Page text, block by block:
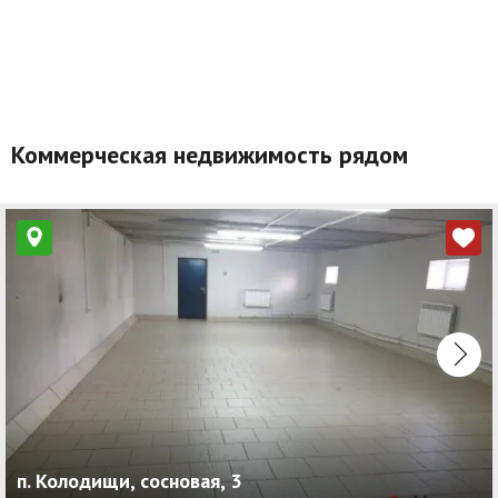
Коммерческая недвижимость рядом
п. Колодищи, сосновая, 3